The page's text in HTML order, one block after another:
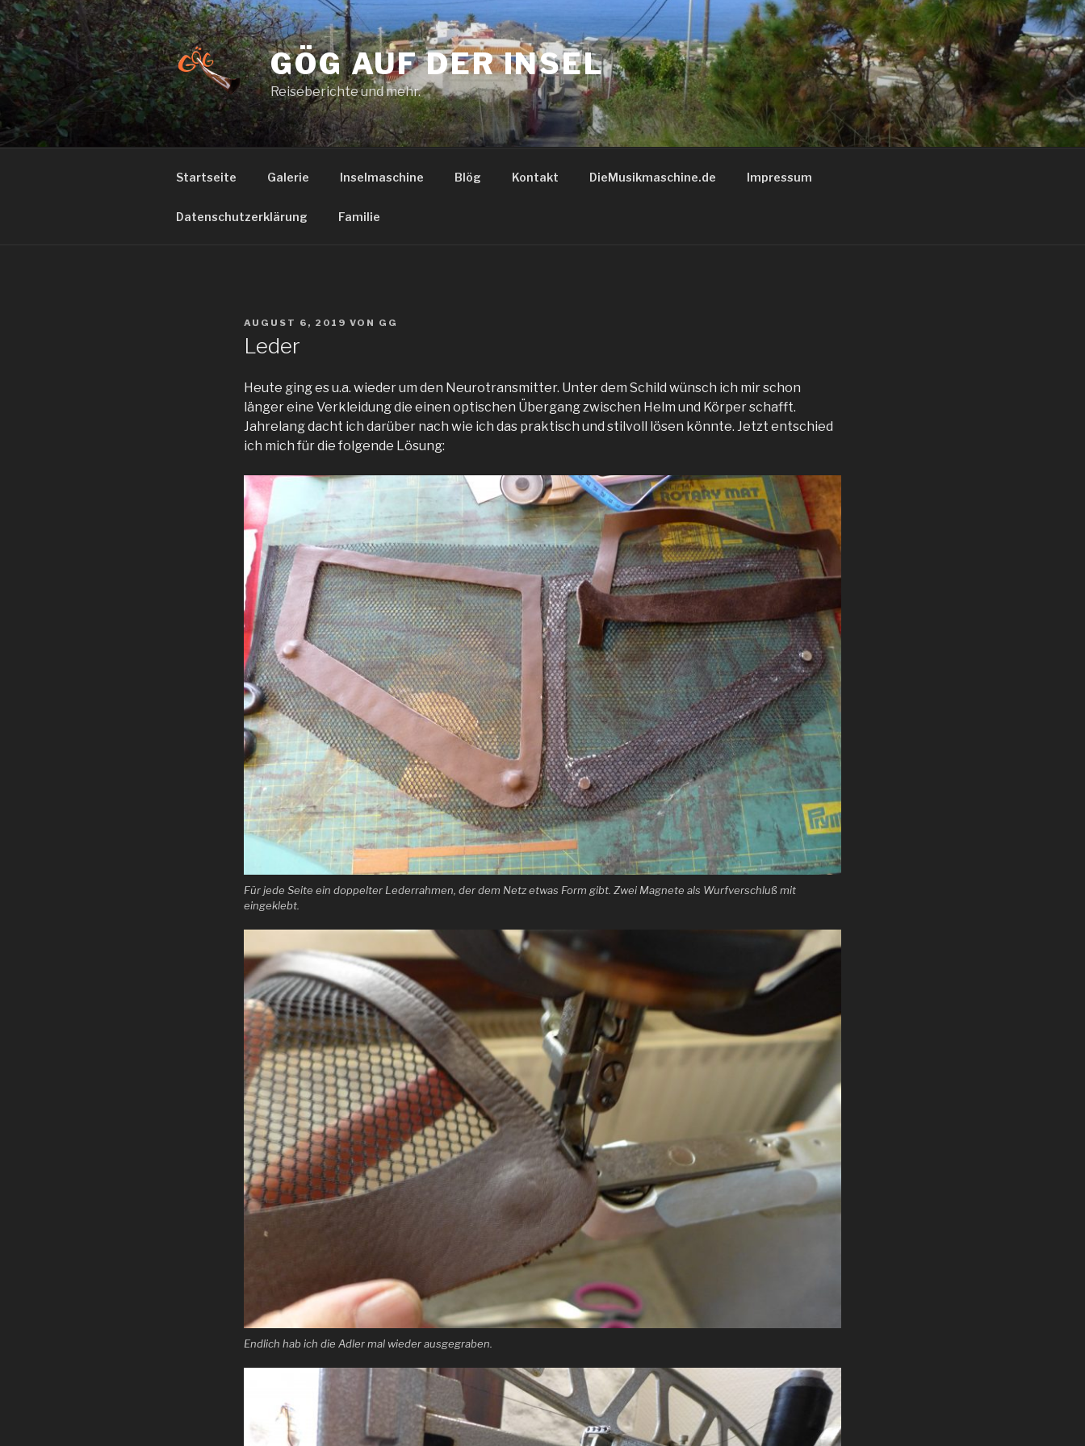
Zum
Inhalt
springen
GÖG AUF DER INSEL
Reiseberichte und mehr.
Startseite Galerie Inselmaschine Blög Kontakt DieMusikmaschine.de Impressum
Datenschutzerklärung Familie
VERÖFFENTLICHT
AUGUST 6, 2019 VON GG
Leder
Heute ging es u.a. wieder um den Neurotransmitter. Unter dem Schild wünsch ich mir schon
länger eine Verkleidung die einen optischen Übergang zwischen Helm und Körper schafft.
Jahrelang dacht ich darüber nach wie ich das praktisch und stilvoll lösen könnte. Jetzt entschied
ich mich für die folgende Lösung:
Für jede Seite ein doppelter Lederrahmen, der dem Netz etwas Form gibt. Zwei Magnete als Wurfverschluß mit
eingeklebt.
Endlich hab ich die Adler mal wieder ausgegraben.